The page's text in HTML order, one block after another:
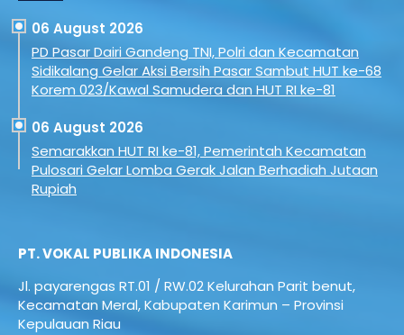
06 August 2026
PD Pasar Dairi Gandeng TNI, Polri dan Kecamatan
Sidikalang Gelar Aksi Bersih Pasar Sambut HUT ke-68
Korem 023/Kawal Samudera dan HUT RI ke-81
06 August 2026
Semarakkan HUT RI ke-81, Pemerintah Kecamatan
Pulosari Gelar Lomba Gerak Jalan Berhadiah Jutaan
Rupiah
PT. VOKAL PUBLIKA INDONESIA
Jl. payarengas RT.01 / RW.02Kelurahan Parit benut,
Kecamatan Meral,Kabupaten Karimun – Provinsi
Kepulauan Riau